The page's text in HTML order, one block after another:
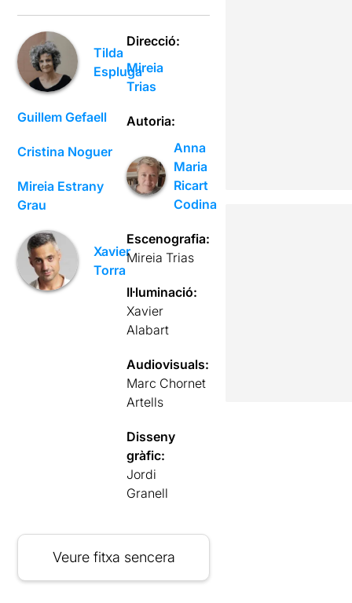
Tilda
Espluga
Guillem Gefaell
Cristina Noguer
Mireia Estrany
Grau
Xavier
Torra
Direcció:
Mireia
Trias
Autoria:
Anna
Maria
Ricart
Codina
Escenografia:
Mireia Trias
Il·luminació:
Xavier
Alabart
Audiovisuals:
Marc Chornet
Artells
Disseny
gràfic:
Jordi
Granell
Veure fitxa sencera